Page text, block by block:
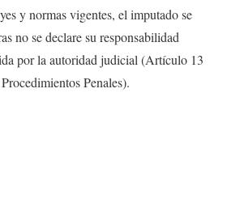
y normas vigentes, el imputado se
no se declare su responsabilidad
por la autoridad judicial (Artículo 13
Penales).